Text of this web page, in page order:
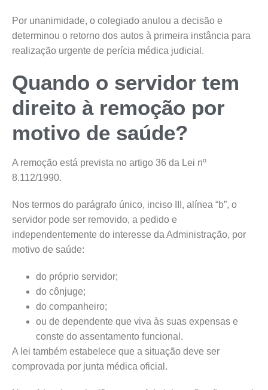
Por unanimidade, o colegiado anulou a decisão e
determinou o retorno dos autos à primeira instância para
realização urgente de perícia médica judicial.
Quando o servidor tem
direito à remoção por
motivo de saúde?
A remoção está prevista no artigo 36 da Lei nº
8.112/1990.
Nos termos do parágrafo único, inciso III, alínea “b”, o
servidor pode ser removido, a pedido e
independentemente do interesse da Administração, por
motivo de saúde:
do próprio servidor;
do cônjuge;
do companheiro;
ou de dependente que viva às suas expensas e
conste do assentamento funcional.
A lei também estabelece que a situação deve ser
comprovada por junta médica oficial.